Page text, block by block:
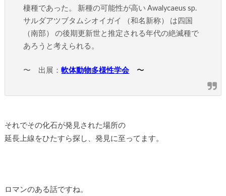
棲種であった。 新種の可能性が高い Awalycaeus sp.
サルダアツブタムシオイガイ （和名新称） は四国
（南部） の後期更新世と推定される年代の絶滅種で
あろうと考えられる。
〜 出展：軟体動物多様性学会 〜
それでその化石が発見された場所の
延長上線をひたすら探し、発見に至ってます。
ロマンのある話ですね。